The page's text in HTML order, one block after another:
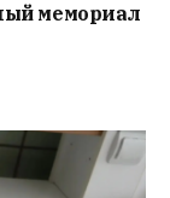
мемориал